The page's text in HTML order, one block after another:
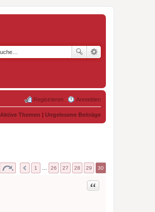
Anmelden
Registrieren
Aktive Themen | Ungelesene Beiträge
1 26 27 28 29 30
Zitat